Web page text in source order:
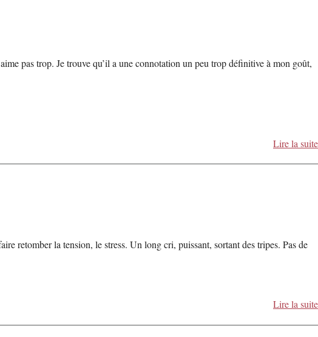
pas trop. Je trouve qu’il a une connotation un peu trop définitive à mon goût,
Lire la suite
retomber la tension, le stress. Un long cri, puissant, sortant des tripes. Pas de
Lire la suite